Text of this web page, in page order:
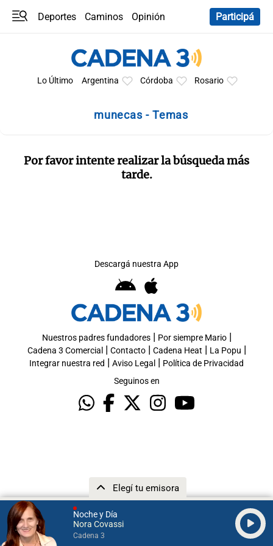
Noche y Día
Nora Covassi
Cadena 3
Elegí tu emisora
Deportes Caminos
Opinión
Participá
Lo Último Argentina Córdoba Rosario
munecas - Temas
Por favor intente realizar la búsqueda más
tarde.
Descargá nuestra App
Nuestros padres fundadores| Por siempre Mario|
Cadena 3 Comercial | Contacto| Cadena Heat | La Popu |
Integrar nuestra red | Aviso Legal | Política de Privacidad
Seguinos en